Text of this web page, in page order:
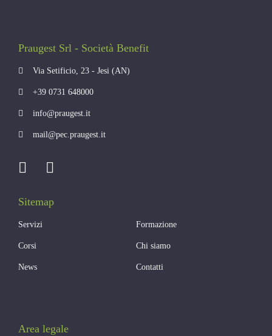
Praugest Srl - Società Benefit
Via Setificio, 23 - Jesi (AN)
+39 0731 648000
info@praugest.it
mail@pec.praugest.it
Sitemap
Servizi Formazione
Corsi Chi siamo
News Contatti
Area legale